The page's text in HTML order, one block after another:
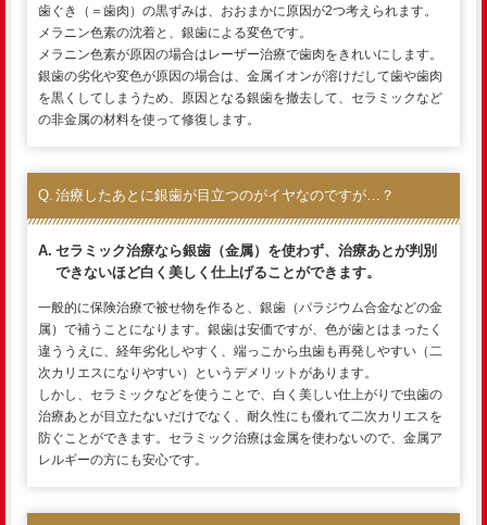
歯ぐき（＝歯肉）の黒ずみは、おおまかに原因が2つ考えられます。
メラニン色素の沈着と、銀歯による変色です。
メラニン色素が原因の場合はレーザー治療で歯肉をきれいにします。
銀歯の劣化や変色が原因の場合は、金属イオンが溶けだして歯や歯肉
を黒くしてしまうため、原因となる銀歯を撤去して、セラミックなど
の非金属の材料を使って修復します。
治療したあとに銀歯が目立つのがイヤなのですが…？
セラミック治療なら銀歯（金属）を使わず、治療あとが判別
できないほど白く美しく仕上げることができます。
一般的に保険治療で被せ物を作ると、銀歯（パラジウム合金などの金
属）で補うことになります。銀歯は安価ですが、色が歯とはまったく
違ううえに、経年劣化しやすく、端っこから虫歯も再発しやすい（二
次カリエスになりやすい）というデメリットがあります。
しかし、セラミックなどを使うことで、白く美しい仕上がりで虫歯の
治療あとが目立たないだけでなく、耐久性にも優れて二次カリエスを
防ぐことができます。セラミック治療は金属を使わないので、金属ア
レルギーの方にも安心です。